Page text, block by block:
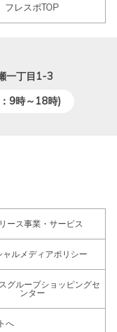
フレスポTOP
一丁目1-3
9時～18時)
ース事業・サービス
ャルメディアポリシー
グループショッピングセ
ンター
へ